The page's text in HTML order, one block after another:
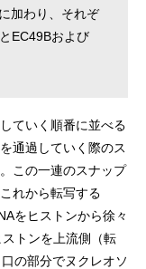
加わり、それぞ
EC49Bおよび
ていく順番に並べる
通過していく際のス
この一連のスナップ
れから転写する
をヒストンから徐々
トンを上流側（転
の部分でヌクレオソ